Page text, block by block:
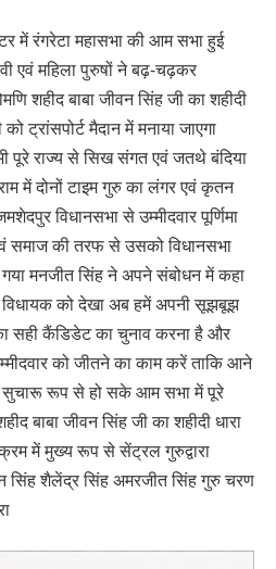
में रंगरेटा महासभा की आम सभा हुई
एवं महिला पुरुषों ने बढ़-चढ़कर
शहीद बाबा जीवन सिंह जी का शहीदी
ट्रांसपोर्ट मैदान में मनाया जाएगा
पूरे राज्य से सिख संगत एवं जतथे बंदिया
में दोनों टाइम गुरु का लंगर एवं कृतन
विधानसभा से उम्मीदवार पूर्णिमा
समाज की तरफ से उसको विधानसभा
गया मनजीत सिंह ने अपने संबोधन में कहा
विधायक को देखा अब हमें अपनी सूझबूझ
सही कैंडिडेट का चुनाव करना है और
को जीतने का काम करें ताकि आने
सुचारू रूप से हो सके आम सभा में पूरे
बाबा जीवन सिंह जी का शहीदी धारा
में मुख्य रूप से सेंट्रल गुरुद्वारा
सिंह शैलेंद्र सिंह अमरजीत सिंह गुरु चरण